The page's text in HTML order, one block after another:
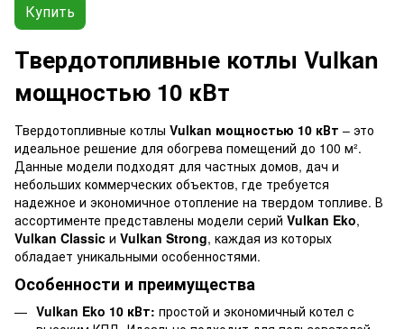
Купить
Твердотопливные котлы Vulkan
мощностью 10 кВт
Твердотопливные котлы Vulkan мощностью 10 кВт – это
идеальное решение для обогрева помещений до 100 м².
Данные модели подходят для частных домов, дач и
небольших коммерческих объектов, где требуется
надежное и экономичное отопление на твердом топливе. В
ассортименте представлены модели серий Vulkan Eko,
Vulkan Classic и Vulkan Strong, каждая из которых
обладает уникальными особенностями.
Особенности и преимущества
Vulkan Eko 10 кВт: простой и экономичный котел с